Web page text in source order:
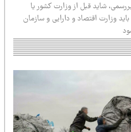
شاید قبل از وزارت کشور یا
اقتصاد و دارایی و سازمان